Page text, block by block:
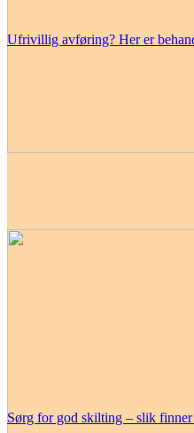
Ufrivillig avføring? Her er
Sørg for god skilting – slik